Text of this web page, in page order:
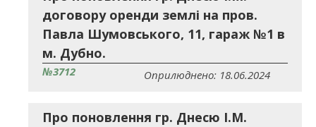
договору оренди землі на пров.
Павла Шумовського, 11, гараж №1 в
м. Дубно.
№3712 Оприлюднено: 18.06.2024
Про поновлення гр. Днесю І.М.